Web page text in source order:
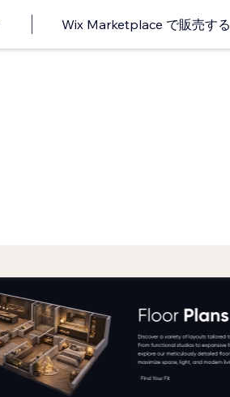
Wix Marketplace で販売する